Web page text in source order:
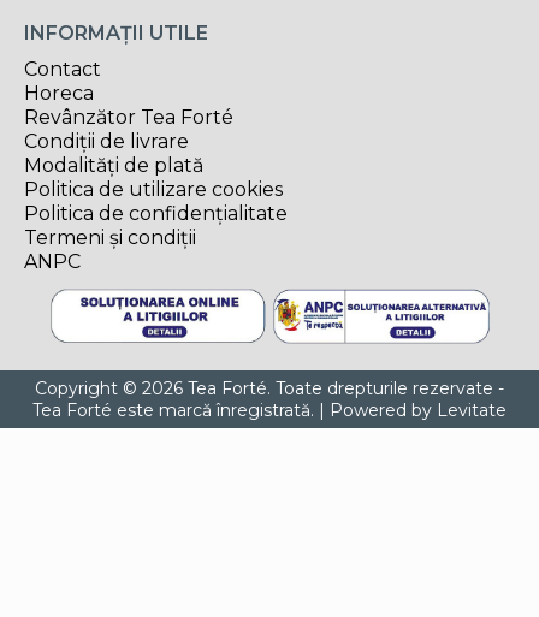
INFORMAȚII UTILE
Contact
Horeca
Revânzător Tea Forté
Condiții de livrare
Modalități de plată
Politica de utilizare cookies
Politica de confidențialitate
Termeni și condiții
ANPC
Copyright © 2026 Tea Forté. Toate drepturile rezervate -
Tea Forté este marcă înregistrată. | Powered by Levitate